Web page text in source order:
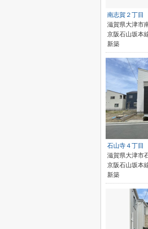
南志賀２丁目
滋賀県大津市
京阪石山坂本
新築
石山寺４丁
滋賀県大津市
京阪石山坂本
新築